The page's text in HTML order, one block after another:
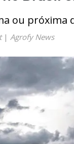
ou
| Agrofy News